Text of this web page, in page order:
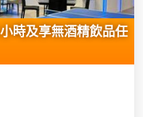
時及享無酒精飲品任